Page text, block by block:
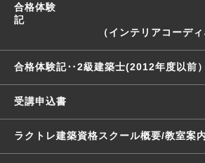
合格体験
（インテリアコーディネー
合格体験記‥2級建築士(2012年度以前）
受講申込書
ラクトレ建築資格スクール概要/教室案